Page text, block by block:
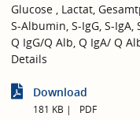
Glucose , Lactat,
S-Albumin, S-IgG, S-
Q IgG/Q Alb, Q IgA/ Q
Details
Download
181 KB PDF